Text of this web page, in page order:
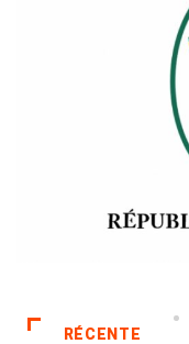
RÉCENTE